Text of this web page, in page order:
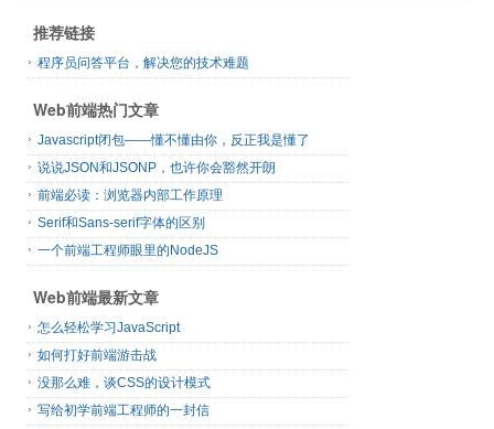
推荐链接
程序员问答平台，解决您的技术难题
Web前端热门文章
Javascript闭包——懂不懂由你，反正我是懂了
说说JSON和JSONP，也许你会豁然开朗
前端必读：浏览器内部工作原理
Serif和Sans-serif字体的区别
一个前端工程师眼里的NodeJS
Web前端最新文章
怎么轻松学习JavaScript
如何打好前端游击战
没那么难，谈CSS的设计模式
写给初学前端工程师的一封信